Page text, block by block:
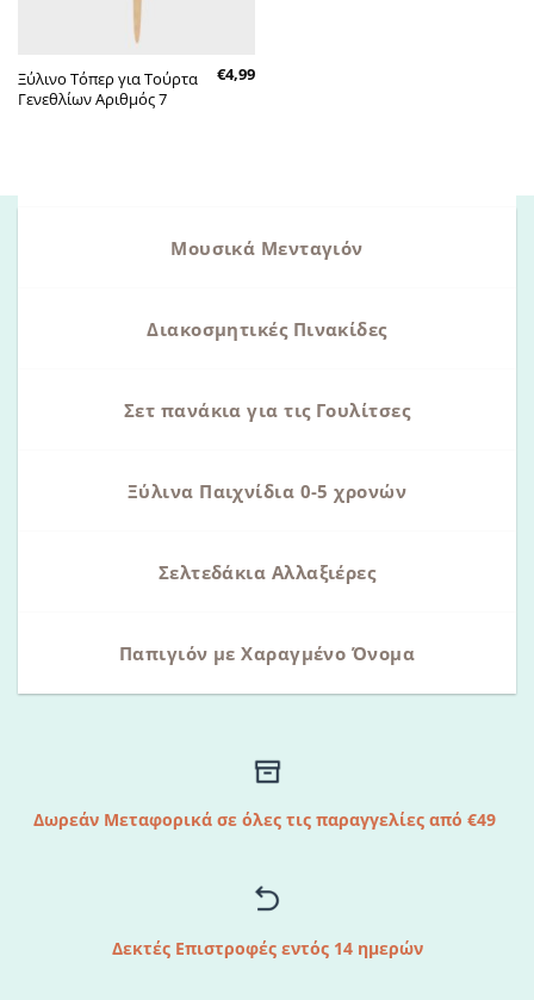
Ξύλινο Τόπερ για Τούρτα
Γενεθλίων Αριθμός 7
€4,99
Μουσικά Μενταγιόν
Διακοσμητικές Πινακίδες
Σετ πανάκια για τις Γουλίτσες
Ξύλινα Παιχνίδια 0-5 χρονών
Σελτεδάκια Αλλαξιέρες
Παπιγιόν με Χαραγμένο Όνομα
Δωρεάν Μεταφορικά σε όλες τις παραγγελίες από €49
Δεκτές Επιστροφές εντός 14 ημερών